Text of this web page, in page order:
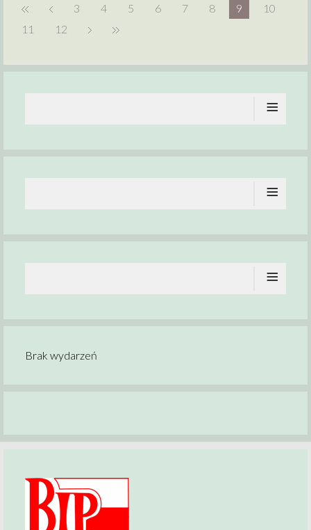
3
4 5 6 7 8 9
10
11
12
≡
≡
≡
Brak wydarzeń